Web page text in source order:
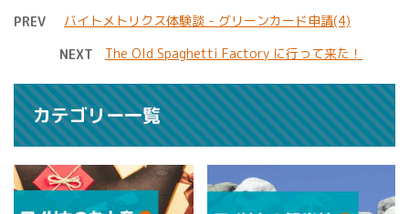
PREV
バイトメトリクス体験談 - グリーンカード申請(4)
NEXT
The Old Spaghetti Factory に行って来た！
カテゴリー一覧